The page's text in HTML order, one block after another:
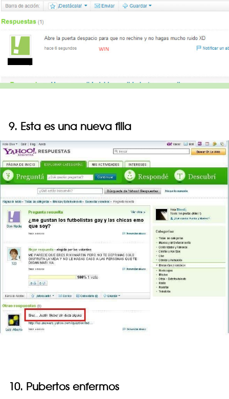
9. Esta es una nueva filia
10. Pubertos enfermos